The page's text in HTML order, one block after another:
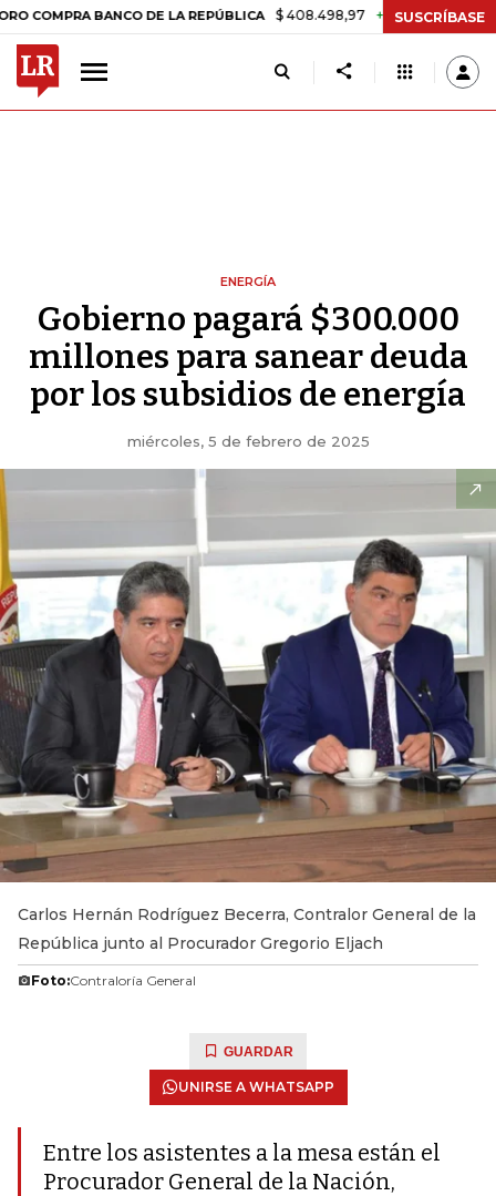
BANCO DE LA REPÚBLICA $ 408.498,97 +$ 8.753,81 +2,19%
SUSCRÍBASE
ENERGÍA
Gobierno pagará $300.000
millones para sanear deuda
por los subsidios de energía
miércoles, 5 de febrero de 2025
Carlos Hernán Rodríguez Becerra, Contralor General de la
República junto al Procurador Gregorio Eljach
Foto:Contraloría General
GUARDAR
UNIRSE A WHATSAPP
Entre los asistentes a la mesa están el
Procurador General de la Nación,